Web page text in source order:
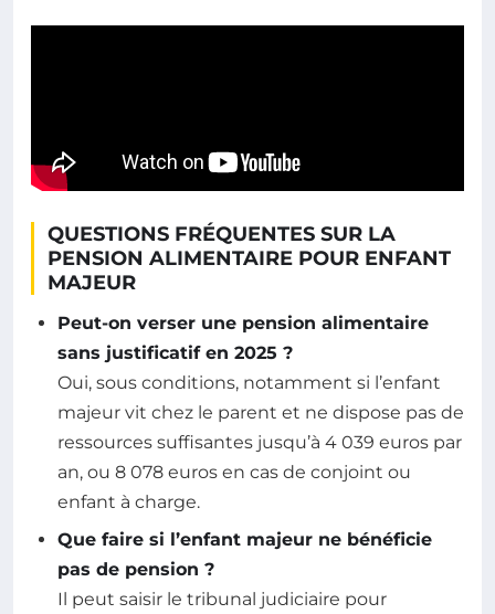
QUESTIONS FRÉQUENTES SUR LA
PENSION ALIMENTAIRE POUR ENFANT
MAJEUR
Peut-on verser une pension alimentaire
sans justificatif en 2025 ?
Oui, sous conditions, notamment si l’enfant
majeur vit chez le parent et ne dispose pas de
ressources suffisantes jusqu’à 4 039 euros par
an, ou 8 078 euros en cas de conjoint ou
enfant à charge.
Que faire si l’enfant majeur ne bénéficie
pas de pension ?
Il peut saisir le tribunal judiciaire pour